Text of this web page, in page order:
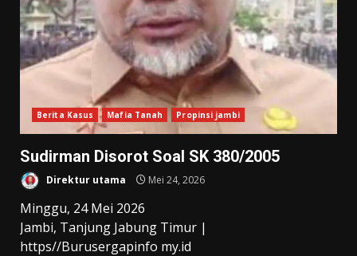
Berita Kasus Mafia Tanah Propinsi jambi
Sudirman Disorot Soal SK 380/2005
Direktur utama Mei 24, 2026
Minggu, 24 Mei 2026
Jambi, Tanjung Jabung Timur |
https//Burusergapinfo my.id